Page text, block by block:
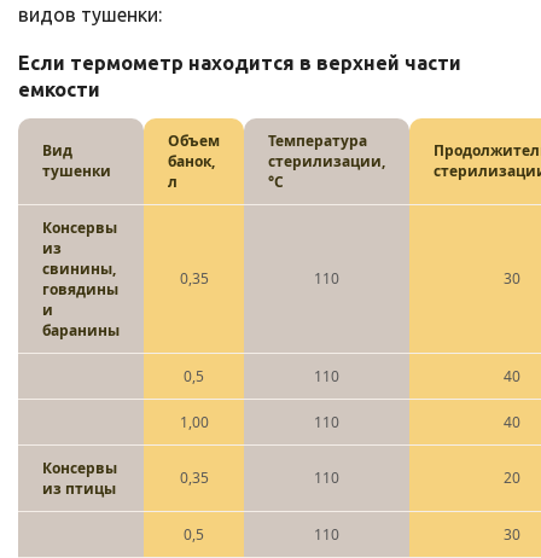
видов тушенки:
Если термометр находится в верхней части
емкости
Вид
тушенки
Объем
банок,
л
Температура
стерилизации,
°C
Консервы
из
свинины,
говядины
и
баранины
0,35 110 30
0,5 110 40
1,00 110 40
Консервы
из птицы
0,35 110 20
0,5 110 30